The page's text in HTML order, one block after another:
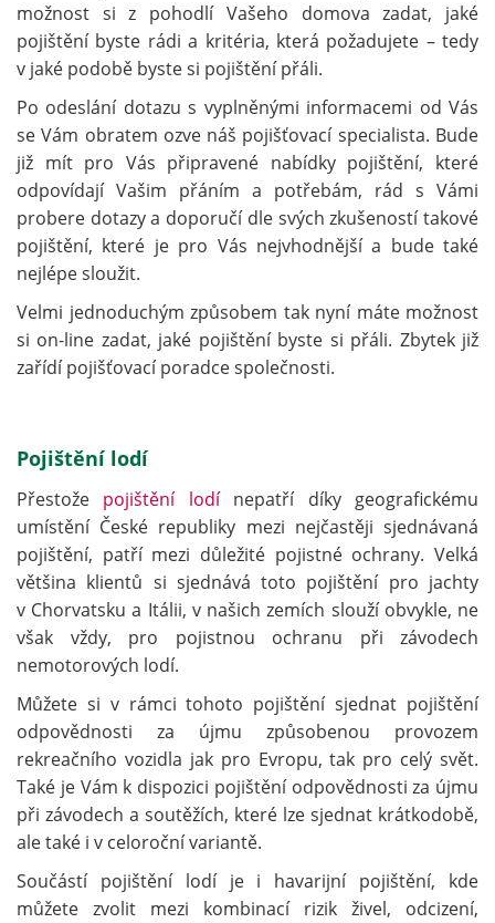
možnost si z pohodlí Vašeho domova zadat, jaké
pojištění byste rádi a kritéria, která požadujete – tedy
v jaké podobě byste si pojištění přáli.
Po odeslání dotazu s vyplněnými informacemi od Vás
se Vám obratem ozve náš pojišťovací specialista. Bude
již mít pro Vás připravené nabídky pojištění, které
odpovídají Vašim přáním a potřebám, rád s Vámi
probere dotazy a doporučí dle svých zkušeností takové
pojištění, které je pro Vás nejvhodnější a bude také
nejlépe sloužit.
Velmi jednoduchým způsobem tak nyní máte možnost
si on-line zadat, jaké pojištění byste si přáli. Zbytek již
zařídí pojišťovací poradce společnosti.
Pojištění lodí
Přestože pojištění lodínepatří díky geografickému
umístění České republiky mezi nejčastěji sjednávaná
pojištění, patří mezi důležité pojistné ochrany. Velká
většina klientů si sjednává toto pojištění pro jachty
v Chorvatsku a Itálii, v našich zemích slouží obvykle, ne
však vždy, pro pojistnou ochranu při závodech
nemotorových lodí.
Můžete si v rámci tohoto pojištění sjednat pojištění
odpovědnosti za újmu způsobenou provozem
rekreačního vozidla jak pro Evropu, tak pro celý svět.
Také je Vám k dispozici pojištění odpovědnosti za újmu
při závodech a soutěžích, které lze sjednat krátkodobě,
ale také i v celoroční variantě.
Součástí pojištění lodí je i havarijní pojištění, kde
můžete zvolit mezi kombinací rizik živel, odcizení,